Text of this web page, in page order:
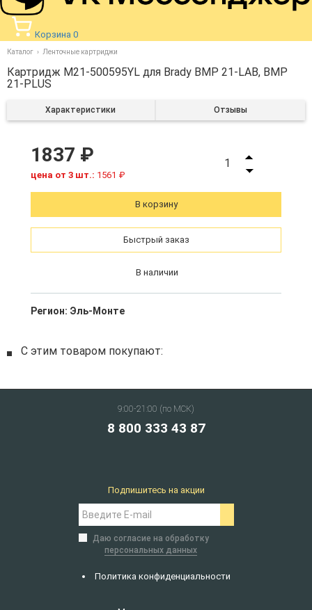
Корзина 0
Каталог Ленточные картриджи
Картридж M21-500595YL для Brady BMP 21-LAB, BMP
21-PLUS
Характеристики Отзывы
1837 ₽
цена от 3 шт.: 1561 ₽
1
В корзину
Быстрый заказ
В наличии
Регион: Эль-Монте
С этим товаром покупают:
9:00-21:00 (по МСК)
8 800 333 43 87
Политика конфиденциальности
Подпишитесь на акции
Даю согласие на обработку
персональных данных